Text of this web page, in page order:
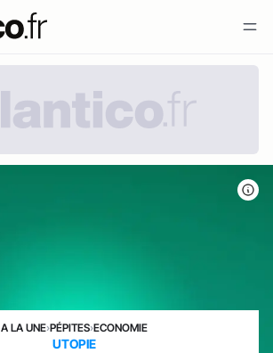
A LA UNE›PÉPITES›ECONOMIE
UTOPIE